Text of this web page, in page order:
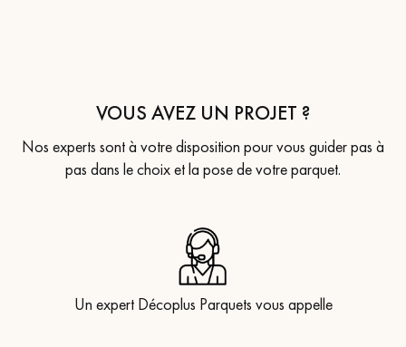
VOUS AVEZ UN PROJET ?
Nos experts sont à votre disposition pour vous guider pas à
pas dans le choix et la pose de votre parquet.
Un expert Décoplus Parquets vous appelle